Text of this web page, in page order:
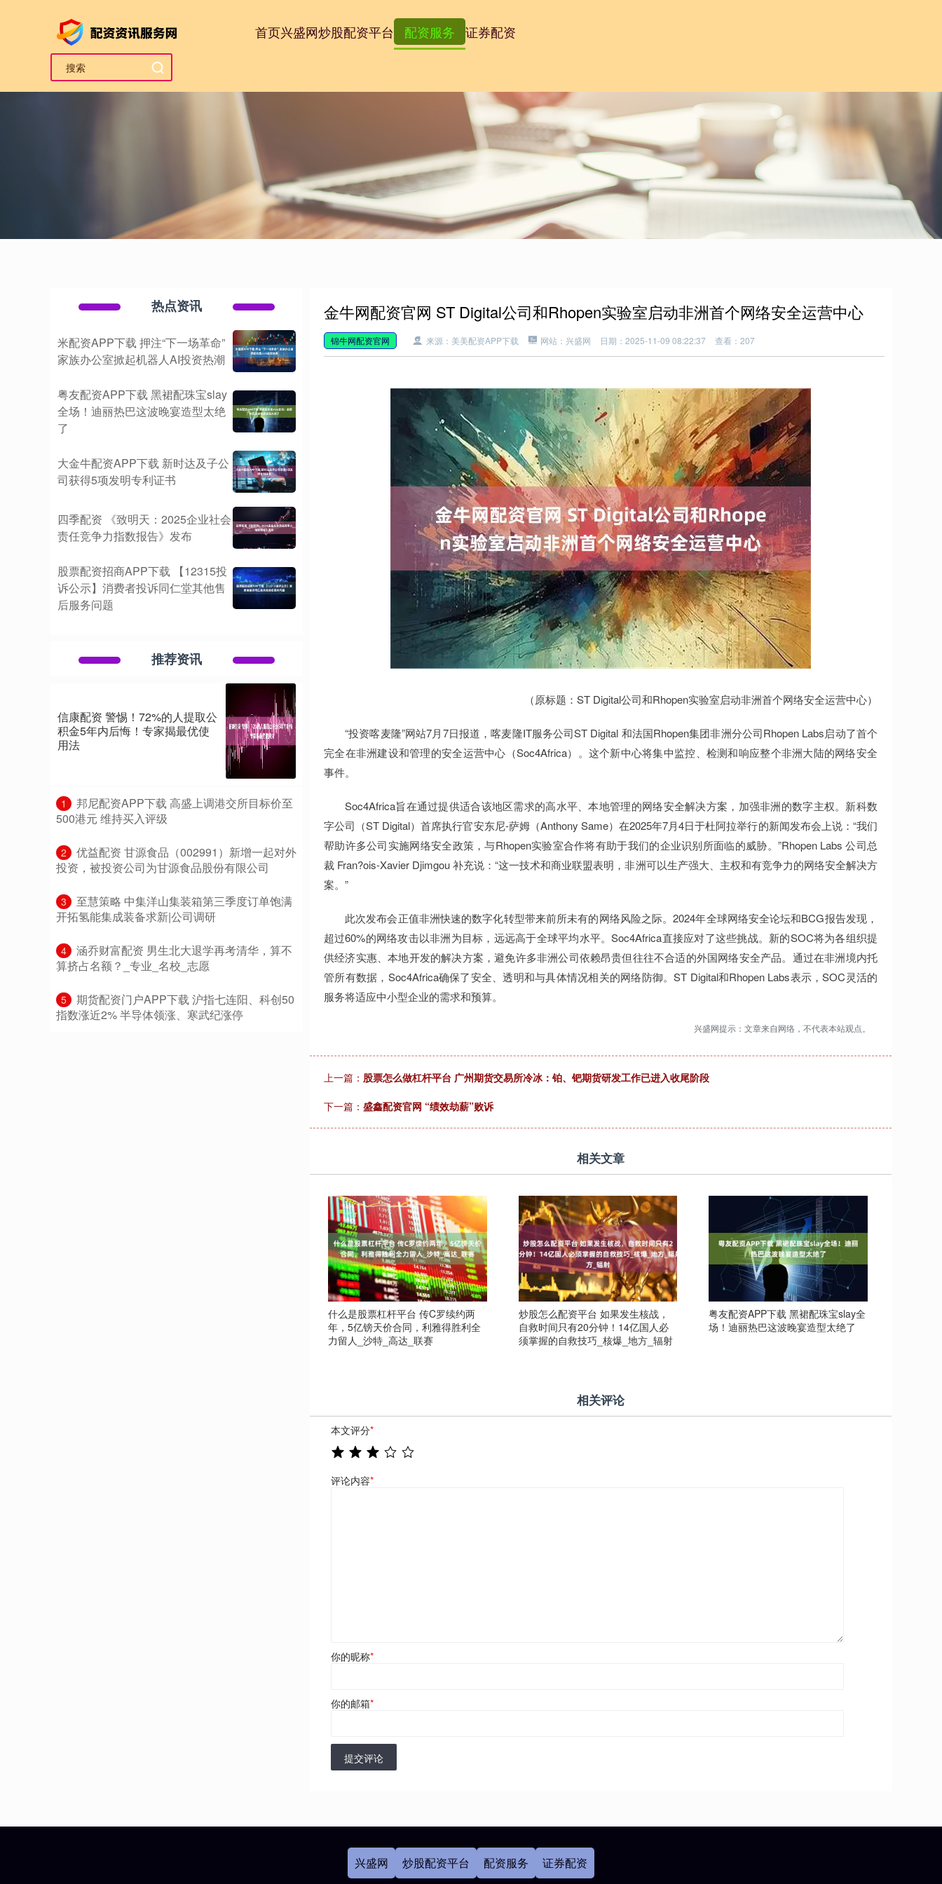
首页兴盛网炒股配资平台 配资服务 证券配资
金牛网配资官网 ST Digital公司和Rhopen实验室启动非洲首个网络安全运营中心
锦牛网配资官网 来源：美美配资APP下载 网站：兴盛网 日期：2025-11-09 08:22:37 查看：207
（原标题：ST Digital公司和Rhopen实验室启动非洲首个网络安全运营中心）
“投资喀麦隆”网站7月7日报道，喀麦隆IT服务公司ST Digital 和法国Rhopen集团非洲分公司Rhopen Labs启动了首个
完全在非洲建设和管理的安全运营中心（Soc4Africa）。这个新中心将集中监控、检测和响应整个非洲大陆的网络安全
事件。
Soc4Africa旨在通过提供适合该地区需求的高水平、本地管理的网络安全解决方案，加强非洲的数字主权。新科数
字公司（ST Digital）首席执行官安东尼-萨姆（Anthony Same）在2025年7月4日于杜阿拉举行的新闻发布会上说：“我们
帮助许多公司实施网络安全政策，与Rhopen实验室合作将有助于我们的企业识别所面临的威胁。”Rhopen Labs 公司总
裁 Fran?ois-Xavier Djimgou 补充说：“这一技术和商业联盟表明，非洲可以生产强大、主权和有竞争力的网络安全解决方
案。”
此次发布会正值非洲快速的数字化转型带来前所未有的网络风险之际。2024年全球网络安全论坛和BCG报告发现，
超过60%的网络攻击以非洲为目标，远远高于全球平均水平。Soc4Africa直接应对了这些挑战。新的SOC将为各组织提
供经济实惠、本地开发的解决方案，避免许多非洲公司依赖昂贵但往往不合适的外国网络安全产品。通过在非洲境内托
管所有数据，Soc4Africa确保了安全、透明和与具体情况相关的网络防御。ST Digital和Rhopen Labs表示，SOC灵活的
服务将适应中小型企业的需求和预算。
兴盛网提示：文章来自网络，不代表本站观点。
上一篇： 股票怎么做杠杆平台 广州期货交易所冷冰：铂、钯期货研发工作已进入收尾阶段
下一篇： 盛鑫配资官网 “绩效劫薪”败诉
相关文章
什么是股票杠杆平台 传C罗续约两
年，5亿镑天价合同，利雅得胜利全
力留人_沙特_高达_联赛
炒股怎么配资平台 如果发生核战，
自救时间只有20分钟！14亿国人必
须掌握的自救技巧_核爆_地方_辐射
粤友配资APP下载 黑裙配珠宝slay全
场！迪丽热巴这波晚宴造型太绝了
相关评论
本文评分*
评论内容*
你的昵称*
你的邮箱*
提交评论
热点资讯
米配资APP下载 押注“下一场革命”
家族办公室掀起机器人AI投资热潮
粤友配资APP下载 黑裙配珠宝slay
全场！迪丽热巴这波晚宴造型太绝
了
大金牛配资APP下载 新时达及子公
司获得5项发明专利证书
四季配资 《致明天：2025企业社会
责任竞争力指数报告》发布
股票配资招商APP下载 【12315投
诉公示】消费者投诉同仁堂其他售
后服务问题
推荐资讯
信康配资 警惕！72%的人提取公
积金5年内后悔！专家揭最优使
用法
1
​邦尼配资APP下载 高盛上调港交所目标价至
500港元 维持买入评级
2
​优益配资 甘源食品（002991）新增一起对外
投资，被投资公司为甘源食品股份有限公司
3
​至慧策略 中集洋山集装箱第三季度订单饱满
开拓氢能集成装备求新|公司调研
4
​涵乔财富配资 男生北大退学再考清华，算不
算挤占名额？_专业_名校_志愿
5
​期货配资门户APP下载 沪指七连阳、科创50
指数涨近2% 半导体领涨、寒武纪涨停
兴盛网 炒股配资平台 配资服务 证券配资